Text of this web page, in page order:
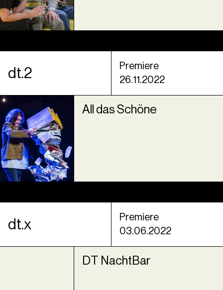
dt.2
Premiere
26.11.2022
All das Schöne
dt.x
Premiere
03.06.2022
DT NachtBar